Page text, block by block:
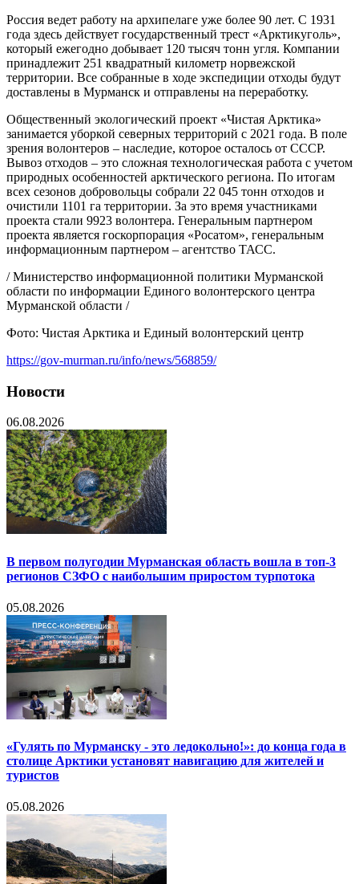
Россия ведет работу на архипелаге уже более 90 лет. С 1931
года здесь действует государственный трест «Арктикуголь»,
который ежегодно добывает 120 тысяч тонн угля. Компании
принадлежит 251 квадратный километр норвежской
территории. Все собранные в ходе экспедиции отходы будут
доставлены в Мурманск и отправлены на переработку.
Общественный экологический проект «Чистая Арктика»
занимается уборкой северных территорий с 2021 года. В поле
зрения волонтеров – наследие, которое осталось от СССР.
Вывоз отходов – это сложная технологическая работа с учетом
природных особенностей арктического региона. По итогам
всех сезонов добровольцы собрали 22 045 тонн отходов и
очистили 1101 га территории. За это время участниками
проекта стали 9923 волонтера. Генеральным партнером
проекта является госкорпорация «Росатом», генеральным
информационным партнером – агентство ТАСС.
/ Министерство информационной политики Мурманской
области по информации Единого волонтерского центра
Мурманской области /
Фото: Чистая Арктика и Единый волонтерский центр
https://gov-murman.ru/info/news/568859/
Новости
06.08.2026
В первом полугодии Мурманская область вошла в топ-3
регионов СЗФО с наибольшим приростом турпотока
05.08.2026
«Гулять по Мурманску - это ледокольно!»: до конца года в
столице Арктики установят навигацию для жителей и
туристов
05.08.2026